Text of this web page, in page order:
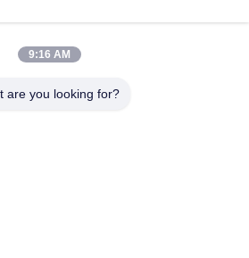
EN FONTE VOLLVO VOE 14537295
ORIGINAL
fonte VOLLVO VOE 14782798 pour le
9:16 AM
are you looking for?